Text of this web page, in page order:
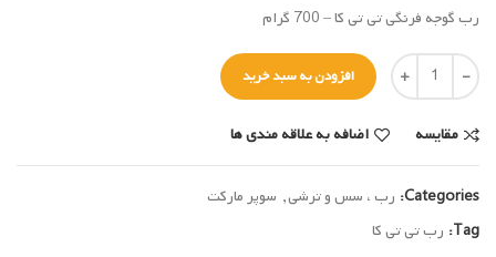
75 ؋
بود.
60 ؋
است.
رب گوجه فرنگی تی تی کا – 700 گرام
تعداد
افزودن به سبد خرید
مقایسه اضافه به علاقه مندی ها
Categories: رب ، سس و ترشی, سوپر مارکت
Tag: رب تی تی کا